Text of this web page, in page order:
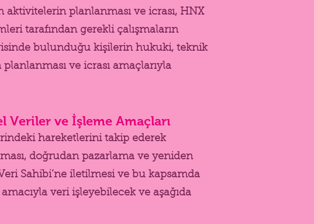
planlanması ve icrası, HNX
tarafından gerekli çalışmaların
bulunduğu kişilerin hukuki, teknik
ve icrası amaçlarıyla
Veriler ve İşleme Amaçları
hareketlerini takip ederek
doğrudan pazarlama ve yeniden
Sahibi’ne iletilmesi ve bu kapsamda
veri işleyebilecek ve aşağıda